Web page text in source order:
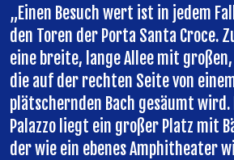
„Einen Besuch wert ist in jedem
den Toren der Porta Santa Croce.
eine breite, lange Allee mit großen,
die auf der rechten Seite von
plätschernden Bach gesäumt
Palazzo liegt ein großer Platz mit
der wie ein ebenes Amphitheater